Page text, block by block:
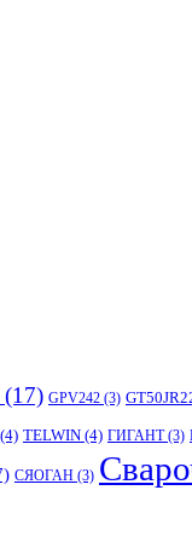
(17) GPV242 (3)
(4) TELWIN (4) ГИГАНТ(3)
СЯОГАН (3)